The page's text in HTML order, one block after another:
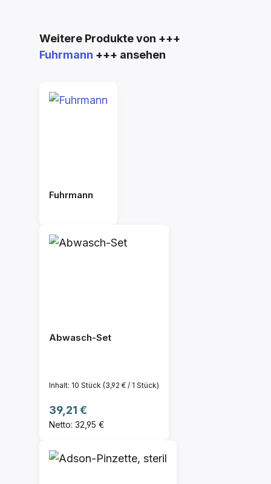
Produktgalerie überspringen
Weitere Produkte von +++
Fuhrmann +++ ansehen
Fuhrmann
Abwasch-Set
Inhalt: 10 Stück (3,92 € / 1 Stück)
Regulärer Preis:
39,21 €
Netto: 32,95 €